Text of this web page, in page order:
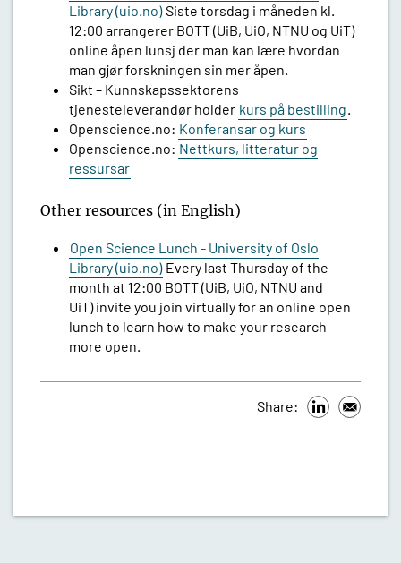
Library (uio.no) Siste torsdag i måneden kl.
12:00 arrangerer BOTT (UiB, UiO, NTNU og UiT)
online åpen lunsj der man kan lære hvordan
man gjør forskningen sin mer åpen.
Sikt – Kunnskapssektorens
tjenesteleverandør holder kurs på bestilling.
Openscience.no: Konferansar og kurs
Openscience.no: Nettkurs, litteratur og
ressursar
Other resources (in English)
Open Science Lunch - University of Oslo
Library (uio.no) Every last Thursday of the
month at 12:00 BOTT (UiB, UiO, NTNU and
UiT) invite you join virtually for an online open
lunch to learn how to make your research
more open.
Share: